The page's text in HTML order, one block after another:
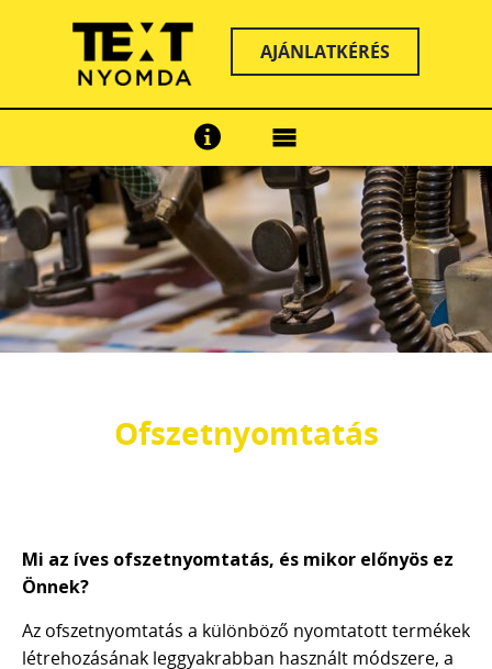
AJÁNLATKÉRÉS
Ofszetnyomtatás
Mi az íves ofszetnyomtatás, és mikor előnyös ez
Önnek?
Az ofszetnyomtatás a különböző nyomtatott termékek
létrehozásának leggyakrabban használt módszere, a